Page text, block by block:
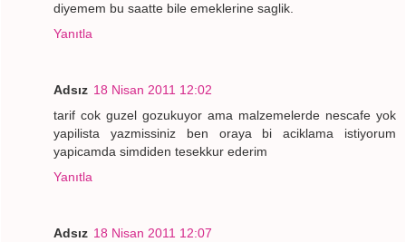
diyemem bu saatte bile emeklerine saglik.
Yanıtla
Adsız 18 Nisan 2011 12:02
tarif cok guzel gozukuyor ama malzemelerde nescafe yok
yapilista yazmissiniz ben oraya bi aciklama istiyorum
yapicamda simdiden tesekkur ederim
Yanıtla
Adsız 18 Nisan 2011 12:07